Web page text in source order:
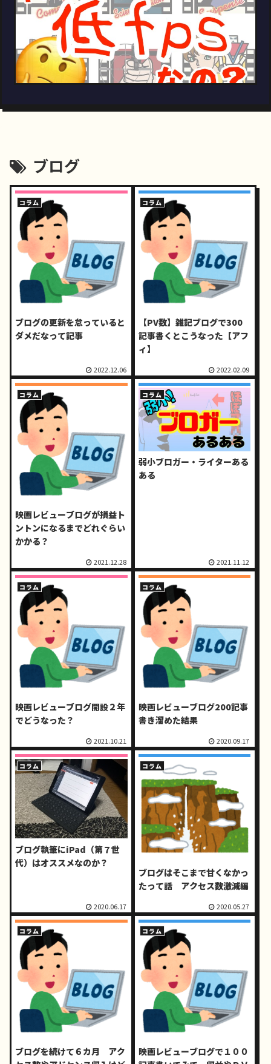
ブログ
コラム
ブログの更新を怠っていると
ダメだなって記事
2022.12.06
コラム
【PV数】雑記ブログで300
記事書くとこうなった【アフ
ィ】
2022.02.09
コラム
映画レビューブログが損益ト
ントンになるまでどれぐらい
かかる？
2021.12.28
コラム
弱小ブロガー・ライターある
ある
2021.11.12
コラム
映画レビューブログ開設２年
でどうなった？
2021.10.21
コラム
映画レビューブログ200記事
書き溜めた結果
2020.09.17
コラム
ブログ執筆にiPad（第７世
代）はオススメなのか？
2020.06.17
コラム
ブログはそこまで甘くなかっ
たって話 アクセス数激減編
2020.05.27
コラム
ブログを続けて６カ月 アク
コラム
映画レビューブログで１００